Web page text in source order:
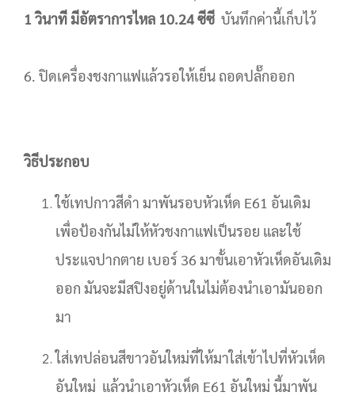
1 วินาที มีอัตราการไหล 10.24 ซีซี บันทึกค่านี้เก็บไว้
6. ปิดเครื่องชงกาแฟแล้วรอให้เย็น ถอดปลั๊กออก
วิธีประกอบ
ใช้เทปกาวสีดำ มาพันรอบหัวเห็ด E61 อันเดิม
เพื่อป้องกันไม่ให้หัวชงกาแฟเป็นรอย และใช้
ประแจปากตาย เบอร์ 36 มาขั้นเอาหัวเห็ดอันเดิม
ออก มันจะมีสปิงอยู่ด้านในไม่ต้องนำเอามันออก
มา
ใส่เทปล่อนสีขาวอันใหม่ที่ให้มาใส่เข้าไปที่หัวเห็ด
อันใหม่ แล้วนำเอาหัวเห็ด E61 อันใหม่ นี้มาพัน